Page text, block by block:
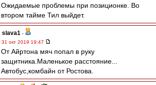
Ожидаемые проблемы при позиционке. Во
втором тайме Тил выйдет.
slava1 -
31 окт 2019 19:47
От Айртона мяч попал в руку
защитника.Маленькое расстояние...
Автобус,комбайн от Ростова.